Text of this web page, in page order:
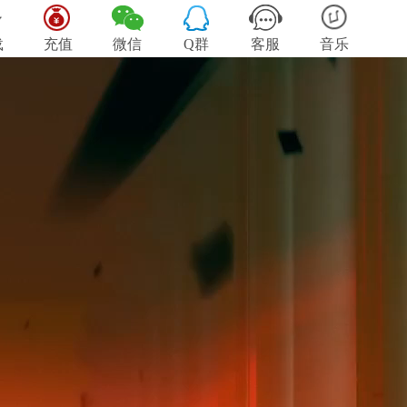
充值 微信 Q群 客服 音乐